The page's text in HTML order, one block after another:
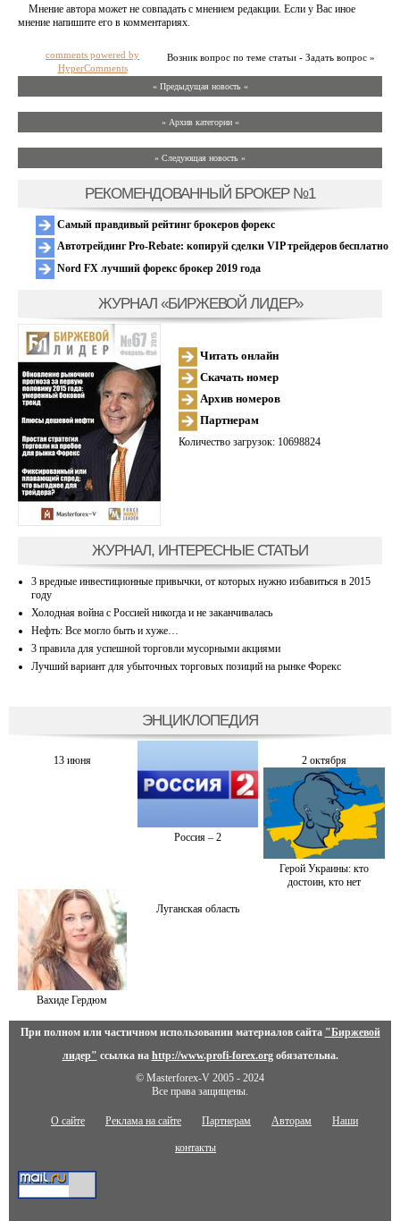
Мнение автора может не совпадать с мнением редакции. Если у Вас иное
мнение напишите его в комментариях.
Возник вопрос по теме статьи - Задать вопрос »
comments powered by
HyperComments
« Предыдущая новость «
» Архив категории «
» Следующая новость »
РЕКОМЕНДОВАННЫЙ БРОКЕР №1
Самый правдивый рейтинг брокеров форекс
Автотрейдинг Pro-Rebate: копируй сделки VIP трейдеров бесплатно
Nord FX лучший форекс брокер 2019 года
ЖУРНАЛ «БИРЖЕВОЙ ЛИДЕР»
Читать онлайн
Скачать номер
Архив номеров
Партнерам
Количество загрузок: 10698824
ЖУРНАЛ, ИНТЕРЕСНЫЕ СТАТЬИ
3 вредные инвестиционные привычки, от которых нужно избавиться в 2015
году
Холодная война с Россией никогда и не заканчивалась
Нефть: Все могло быть и хуже…
3 правила для успешной торговли мусорными акциями
Лучший вариант для убыточных торговых позиций на рынке Форекс
ЭНЦИКЛОПЕДИЯ
13 июня
Россия – 2
2 октября
Герой Украины: кто
достоин, кто нет
Вахиде Гердюм
Луганская область
При полном или частичном использовании материалов сайта "Биржевой
лидер" ссылка на http://www.profi-forex.orgобязательна.
© Masterforex-V 2005 - 2024
Все права защищены.
О сайте Реклама на сайте Партнерам Авторам Наши
контакты